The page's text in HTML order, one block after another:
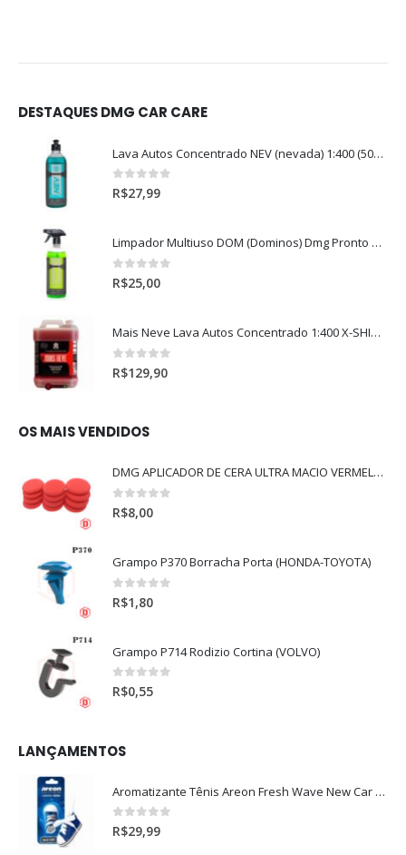
DESTAQUES DMG CAR CARE
Lava Autos Concentrado NEV (nevada) 1:400 (500ml)
0out of 5
R$27,99
Limpador Multiuso DOM (Dominos) Dmg Pronto P/Uso (500ml)
0out of 5
R$25,00
Mais Neve Lava Autos Concentrado 1:400 X-SHINE 5Litros
0out of 5
R$129,90
OS MAIS VENDIDOS
DMG APLICADOR DE CERA ULTRA MACIO VERMELHO l
0out of 5
R$8,00
Grampo P370 Borracha Porta (HONDA-TOYOTA)
0 out of 5
R$1,80
Grampo P714 Rodizio Cortina (VOLVO)
0out of 5
R$0,55
LANÇAMENTOS
Aromatizante Tênis Areon Fresh Wave New Car / Carro Novo
0out of 5
R$29,99